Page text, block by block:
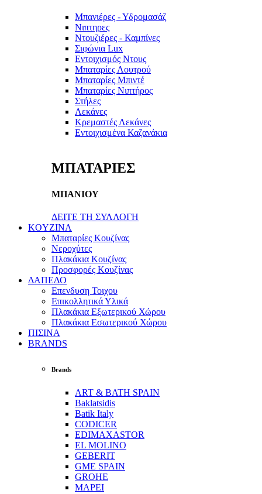
Μπανιέρες - Υδρομασάζ
Νιπτηρες
Ντουζιέρες - Καμπίνες
Σιφώνια Lux
Εντοιχισμός Ντους
Μπαταρίες Λουτρού
Μπαταρίες Μπιντέ
Μπαταρίες Νιπτήρος
Στήλες
Λεκάνες
Κρεμαστές Λεκάνες
Εντοιχισμένα Καζανάκια
ΜΠΑΤΑΡΙΕΣ
ΜΠΑΝΙΟΥ
ΔΕΙΤΕ ΤΗ ΣΥΛΛΟΓΗ
KOYZINA
Μπαταρίες Κουζίνας
Νεροχύτες
Πλακάκια Κουζίνας
Προσφορές Κουζίνας
ΔΑΠΕΔΟ
Επενδυση Τοιχου
Επικολλητικά Υλικά
Πλακάκια Εξωτερικού Χώρου
Πλακάκια Εσωτερικού Χώρου
ΠΙΣΙΝΑ
BRANDS
Brands
ART & BATH SPAIN
Baklatsidis
Batik Italy
CODICER
EDIMAXASTOR
EL MOLINO
GEBERIT
GME SPAIN
GROHE
MAPEI